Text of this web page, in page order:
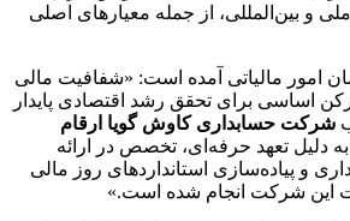
ملی و بین‌المللی، از جمله معیارهای اصلی
امور مالیاتی آمده است: «شفافیت مالی
رکن اساسی برای تحقق رشد اقتصادی پایدار
شرکت حسابداری کاوش گویا ارقام
دلیل تعهد حرفه‌ای، تخصص در ارائه
و پیاده‌سازی استانداردهای روز مالی
این شرکت انجام شده است.»